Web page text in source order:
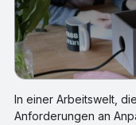
In einer Arbeitswelt,
Anforderungen an